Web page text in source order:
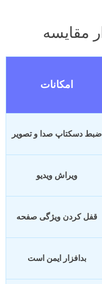
امکانات
ضبط دسکتاپ صدا و تصویر
ویراش ویدیو
قفل کردن ویژگی صفحه
بدافزار ایمن است